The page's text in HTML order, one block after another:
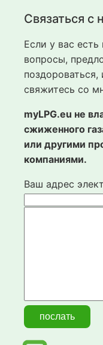
Связаться с
Если у вас
вопросы,
свяжитесь со
myLPG.eu не
сжиженного
или другими
компаниями.
Ваш адрес